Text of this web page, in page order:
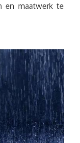
en maatwerk te